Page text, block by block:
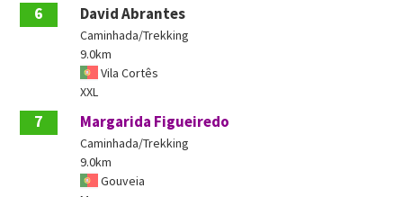
6 David Abrantes
Caminhada/Trekking
9.0km
Vila Cortês
XXL
7 Margarida Figueiredo
Caminhada/Trekking
9.0km
Gouveia